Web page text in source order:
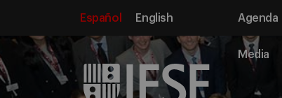
Español English Agenda
Media